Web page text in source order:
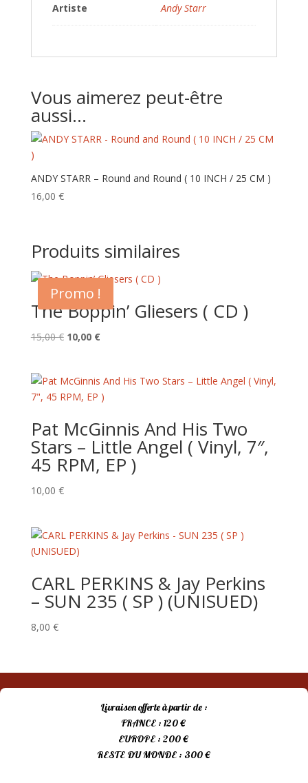
Artiste Andy Starr
Vous aimerez peut-être
aussi…
ANDY STARR – Round and Round ( 10 INCH / 25 CM )
16,00 €
Produits similaires
Promo !
The Boppin’ Gliesers ( CD )
15,00€ Le
était :
15,00 €.
10,00 €Le
est :
10,00 €.
Pat McGinnis And His Two
Stars – Little Angel ( Vinyl, 7″,
45 RPM, EP )
10,00 €
CARL PERKINS & Jay Perkins
– SUN 235 ( SP ) (UNISUED)
8,00 €
Livraison offerte à partir de :
FRANCE : 120 €
EUROPE : 200 €
RESTE DU MONDE : 300 €